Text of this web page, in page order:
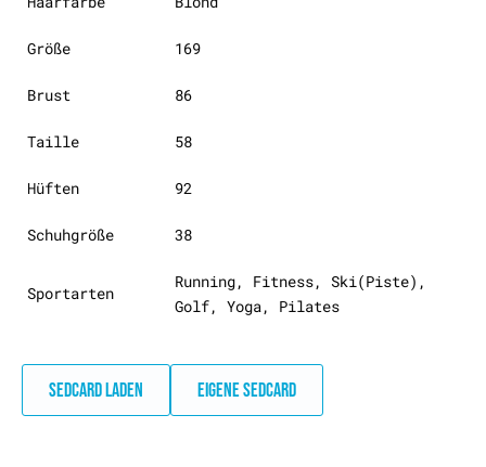
Größe 169
Brust 86
Taille 58
Hüften 92
Schuhgröße 38
Sportarten
Running, Fitness, Ski(Piste),
Golf, Yoga, Pilates
SEDCARD LADEN EIGENE SEDCARD